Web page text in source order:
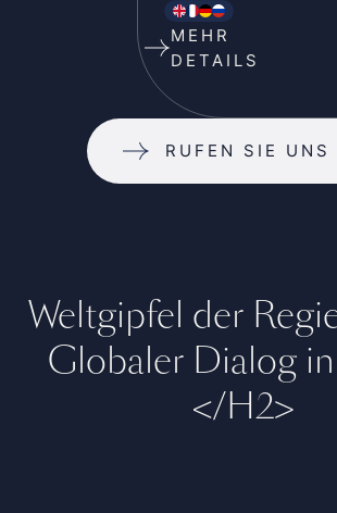
MEHR
DETAILS
RUFEN SIE UNS
Weltgipfel der
Globaler Dialog
</H2>